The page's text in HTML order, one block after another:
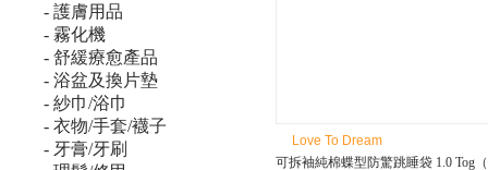
- 護膚用品
- 霧化機
- 舒緩療愈產品
- 浴盆及換片墊
- 紗巾/浴巾
- 衣物/手套/襪子
- 牙膏/牙刷
Love To Dream
可拆袖純棉蝶型防驚跳睡袋 1.0 Tog